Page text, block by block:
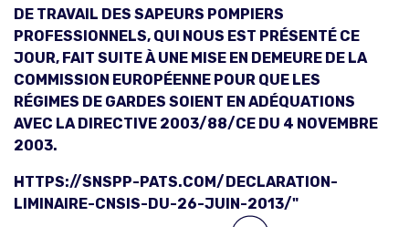
DE TRAVAIL DES SAPEURS POMPIERS
PROFESSIONNELS, QUI NOUS EST PRÉSENTÉ CE
JOUR, FAIT SUITE À UNE MISE EN DEMEURE DE LA
COMMISSION EUROPÉENNE POUR QUE LES
RÉGIMES DE GARDES SOIENT EN ADÉQUATIONS
AVEC LA DIRECTIVE 2003/88/CE DU 4 NOVEMBRE
2003.
HTTPS://SNSPP-PATS.COM/DECLARATION-
LIMINAIRE-CNSIS-DU-26-JUIN-2013/"